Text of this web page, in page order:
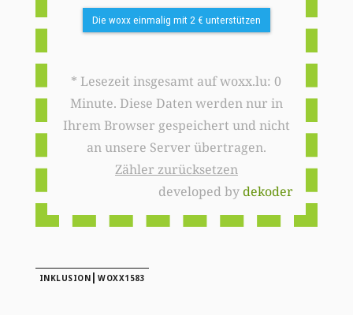
Die woxx einmalig mit 2 € unterstützen
* Lesezeit insgesamt auf woxx.lu: 0
Minute. Diese Daten werden nur in
Ihrem Browser gespeichert und nicht
an unsere Server übertragen.
Zähler zurücksetzen
developed bydekoder
INKLUSION |WOXX1583